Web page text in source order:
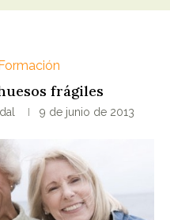
Formación
frágiles
9 de junio de 2013